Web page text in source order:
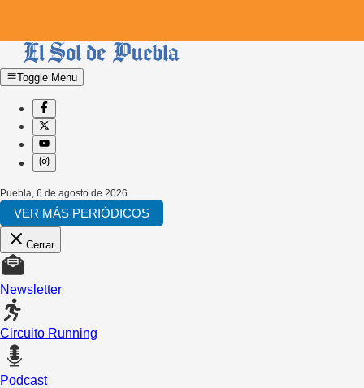
Toggle Menu
Puebla 6 de agosto de 2026
VER MÁS PERIÓDICOS
Cerrar
Newsletter
Circuito Running
Podcast